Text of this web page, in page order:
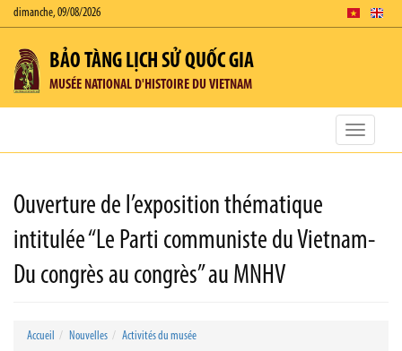
dimanche, 09/08/2026
BẢO TÀNG LỊCH SỬ QUỐC GIA
MUSÉE NATIONAL D'HISTOIRE DU VIETNAM
Toggle
Ouverture de l’exposition thématique
intitulée “Le Parti communiste du Vietnam-
Du congrès au congrès” au MNHV
Accueil Nouvelles Activités du musée